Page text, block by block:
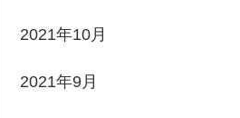
2021年10月
2021年9月